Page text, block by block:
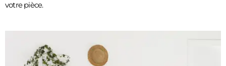
votre pièce.